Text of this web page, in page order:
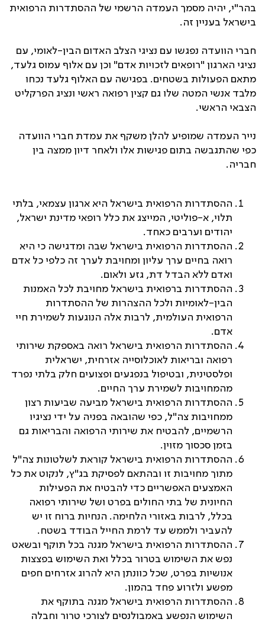
בהר"י, יהיה מסמך העמדה הרשמי של ההסתדרות הרפואית
בישראל בעניין זה.
חברי הוועדה נפגשו עם נציגי הצלב האדום הבין-לאומי, עם
נציגי הארגון "רופאים לזכויות אדם" וכן עם אלוף עמוס גלעד,
מתאם הפעולות בשטחים. בפגישה עם האלוף גלעד נכחו
מלבד אנשי המטה שלו גם קצין רפואה ראשי ונציג הפרקליט
הצבאי הראשי.
נייר העמדה שמופיע להלן משקף את עמדת חברי הוועדה
כפי שהתגבשה בתום פגישות אלו ולאחר דיון ממצה בין
חבריה.
ההסתדרות הרפואית בישראל היא ארגון עצמאי, בלתי
תלוי, א-פוליטי, המייצג את כלל רופאי מדינת ישראל,
יהודים וערבים כאחד.
ההסתדרות הרפואית בישראל שבה ומדגישה כי היא
רואה בחיים ערך עליון ומחויבת לערך זה כלפי כל אדם
ואדם ללא הבדל דת, גזע ולאום.
ההסתדרות ברפואית בישראל מחויבת לכל האמנות
הבין-לאומיות ולכל ההצהרות של ההסתדרות
הרפואית העולמית, לרבות אלה הנוגעות לשמירת חיי
אדם.
ההסתדרות הרפואית בישראל רואה באספקת שירותי
רפואה ובריאות לאוכלוסייה אזרחית, ישראלית
ופלסטינית, ובטיפול בנפגעים ופצועים חלק בלתי נפרד
מהמחויבות לשמירת ערך החיים.
ההסתדרות הרפואית בישראל מביעה שביעות רצון
ממחויבות צה"ל, כפי שהובאה בפניה על ידי נציגיו
הרשמיים, להבטיח את שירותי הרפואה והבריאות גם
בזמן סכסוך מזוין.
ההסתדרות הרפואית בישראל קוראת לשלטונות צה"ל
מתוך מחויבות זו ובהתאם לפסיקת בג"ץ, לנקוט את כל
האמצעים האפשריים כדי להבטיח את הפעילות
החיונית של בתי החולים בפרט ושל שירותי רפואה
בכלל, לרבות באזורי הלחימה. הנחיות ברוח זו יש
להעביר ולממש עד לרמת החייל הבודד בשטח.
ההסתדרות הרפואית בישראל מגנה בכל תוקף ובשאט
נפש את השימוש בטרור בכלל ואת השימוש בפצצות
אנושיות בפרט, שכל כוונתן היא להרוג אזרחים חפים
מפשע ולזרוע פחד בהמון.
ההסתדרות הרפואית בישראל מגנה בתוקף את
השימוש הנפשע באמבולנסים לצורכי טרור וחבלה